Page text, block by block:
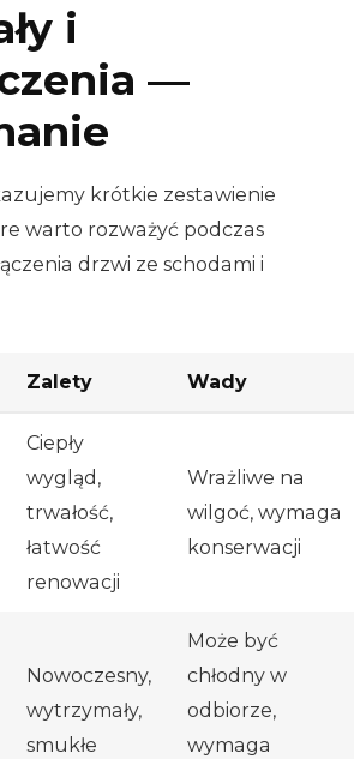
i
—
krótkie zestawienie
warto rozważyć podczas
drzwi ze schodami i
Zalety Wady
Ciepły
wygląd,
trwałość,
łatwość
renowacji
Wrażliwe na
wilgoć, wymaga
konserwacji
Nowoczesny,
wytrzymały,
smukłe
Może być
chłodny w
odbiorze,
wymaga